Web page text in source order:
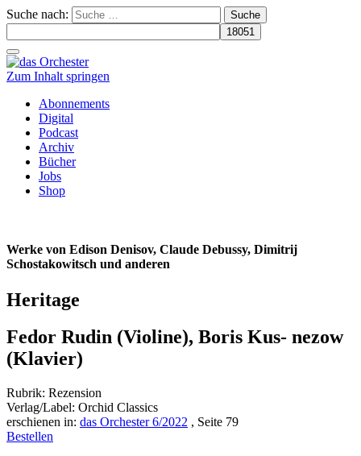
Suche nach:
Schalte
Navigation
Zum Inhalt springen
Abonnements
Digital
Podcast
Archiv
Bücher
Jobs
Shop
Werke von Edison Denisov, Claude Debussy, Dimitrij
Schostakowitsch und anderen
Heritage
Fedor Rudin (Violine), Boris Kus- nezow
(Klavier)
Rubrik: Rezension
Verlag/Label: Orchid Classics
erschienen in: das Orchester 6/2022 , Seite 79
Bestellen